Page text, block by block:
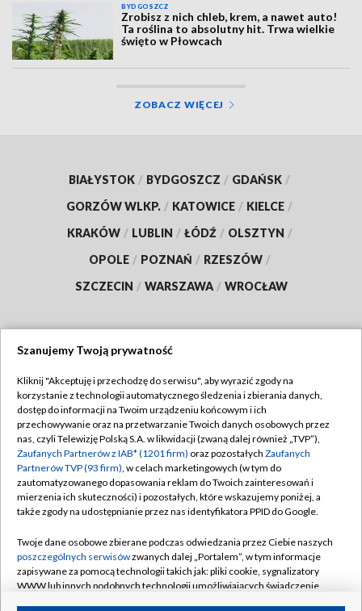
BYDGOSZCZ
Zrobisz z nich chleb, krem, a nawet auto!
Ta roślina to absolutny hit. Trwa wielkie
święto w Płowcach
ZOBACZ WIĘCEJ
BIAŁYSTOK / BYDGOSZCZ / GDAŃSK /
GORZÓW WLKP. / KATOWICE / KIELCE /
KRAKÓW / LUBLIN / ŁÓDŹ / OLSZTYN /
OPOLE / POZNAŃ / RZESZÓW /
SZCZECIN / WARSZAWA / WROCŁAW
TVP
Abonament TVP
Emisja w TVP
Centrum informacji TVP
Naziemna Telewizja Cyfrowa
Rada Programowa
System NOS
Informacje o nadawcy
Regulamin TVP
Polityka prywatności
Moje zgody
Pomoc
Kontakt
Szanujemy Twoją prywatność
Kliknij "Akceptuję i przechodzę do serwisu", aby wyrazić zgody na
korzystanie z technologii automatycznego śledzenia i zbierania danych,
dostęp do informacji na Twoim urządzeniu końcowym i ich
przechowywanie oraz na przetwarzanie Twoich danych osobowych przez
nas, czyli Telewizję Polską S.A. w likwidacji (zwaną dalej również „TVP”),
Zaufanych Partnerów z IAB* (1201 firm) oraz pozostałych Zaufanych
Partnerów TVP (93 firm), w celach marketingowych (w tym do
zautomatyzowanego dopasowania reklam do Twoich zainteresowań i
mierzenia ich skuteczności) i pozostałych, które wskazujemy poniżej, a
także zgody na udostępnianie przez nas identyfikatora PPID do Google.
Twoje dane osobowe zbierane podczas odwiedzania przez Ciebie naszych
poszczególnych serwisówzwanych dalej „Portalem”, w tym informacje
zapisywane za pomocą technologii takich jak: pliki cookie, sygnalizatory
WWW lub innych podobnych technologii umożliwiających świadczenie